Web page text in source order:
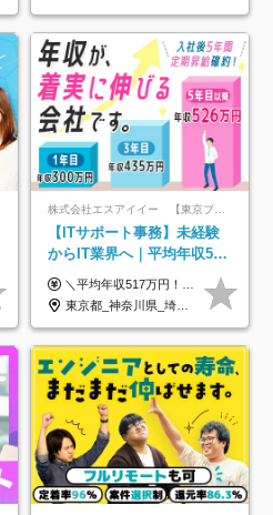
株式会社エスアイイー 【東京プロマーケット上場】
【ITサポート事務】未経験
からIT業界へ｜平均年収517
万円｜ホワイト企業認定｜
年休134日｜リモートOK
＼平均年収517万円！入社5年目まで毎年必ず昇給／ ■賞与年3回 ■年収800万円以上も可 ■入社3年以上の平均年収469.2万円 月給23万2000円以上＋賞与年3回＋各種手当 ☆入社5年目まで最大1万5000円の定期昇給を確約 ┃各種手当充実 ・規定の資格を取得すれば、2000円～5万円を毎月支給（2万4000円～60万円／年） ・研修中に取得した取得率95％の資格でも研修後の給料UP ※月給は年齢・経験・能力を考慮して、優遇いたします ※上記月給金額は固定残業代（20時間/3万1300円円以上）を含み、超過分は別途支給いたします ※試用期間（6ヶ月）は月給に変動はありますが、その他待遇に差異はありません ├入社後1ヶ月～3ヶ月間は、月給20万1900円となります └上記金額は固定残業代（10時間／1万6000円）を含み、超過分は別途支給いたします
東京都_神奈川県_埼玉県_千葉県_大阪府_愛知県_北海道_青森県_岩手県_宮城県_秋田県_山形県_福島県_茨城県_栃木県_群馬県_新潟県_山梨県_長野県_富山県_石川県_福井県_静岡県_岐阜県_三重県_兵庫県_京都府_滋賀県_奈良県_和歌山県_広島県_岡山県_鳥取県_島根県_山口県_徳島県_香川県_愛媛県_高知県_福岡県_熊本県_佐賀県_長崎県_大分県_宮崎県_鹿児島県_沖縄県